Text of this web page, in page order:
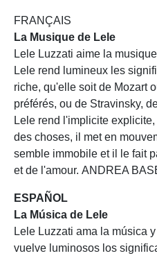
FRANÇAIS
La Musique de Lele
Lele Luzzati aime la
Lele rend lumineux les
riche, qu'elle soit de Mozart
préférés, ou de Stravinsky,
Lele rend l'implicite
des choses, il met en
semble immobile et il le fait
et de l'amour. ANDREA
ESPAÑOL
La Música de Lele
Lele Luzzati ama la música
vuelve luminosos los